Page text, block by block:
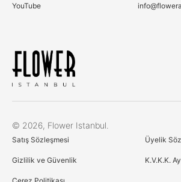
YouTube
© 2026, Flower Istanbul.
Satış Sözleşmesi Üyelik
Gizlilik ve Güvenlik K.V.K.K.
Çerez Kullanımı
Birinci ve üçüncü kişi çerezlerini analiz amacıyla,
reklamlar göstermek için kullanıyoruz. Daha fazla bilgi